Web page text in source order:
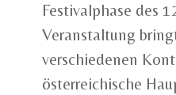
Festivalphase des
Veranstaltung
verschiedenen
österreichische